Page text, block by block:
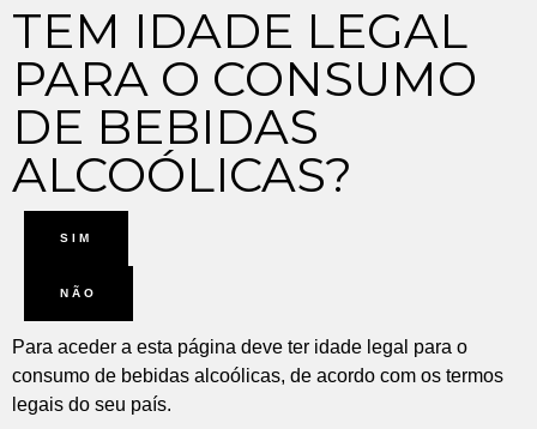
TEM IDADE LEGAL
PARA O CONSUMO
DE BEBIDAS
ALCOÓLICAS?
SIM
NÃO
Para aceder a esta página deve ter idade legal para o
consumo de bebidas alcoólicas, de acordo com os termos
legais do seu país.